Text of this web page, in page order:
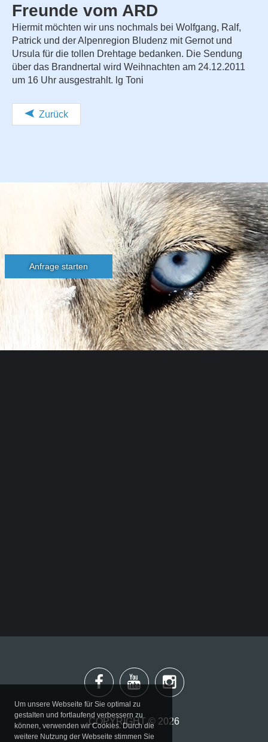
Um unsere Webseite für Sie optimal zu
gestalten und fortlaufend verbessern zu
können, verwenden wir Cookies. Durch die
weitere Nutzung der Webseite stimmen Sie
Freunde vom ARD
Hiermit möchten wir uns nochmals bei Wolfgang, Ralf,
Patrick und der Alpenregion Bludenz mit Gernot und
Ursula für die tollen Drehtage bedanken. Die Sendung
über das Brandnertal wird Weihnachten am 24.12.2011
um 16 Uhr ausgestrahlt. lg Toni
Zurück
Anfrage starten
COPYRIGHT © 2026